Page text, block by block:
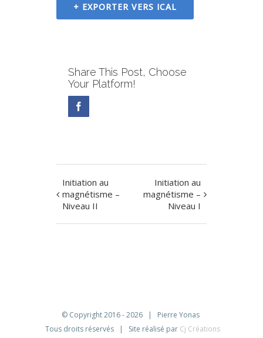
+ EXPORTER VERS ICAL
Share This Post, Choose
Your Platform!
Navigation
évènement
Initiation au
magnétisme –
Niveau II
Initiation au
magnétisme –
Niveau I
© Copyright 2016 -2026 | Pierre Yonas
Tous droits réservés | Site réalisé par Cj Créations